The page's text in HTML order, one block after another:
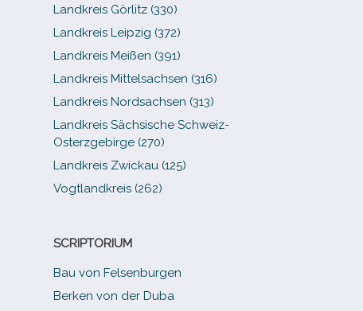
Landkreis Görlitz (330)
Landkreis Leipzig (372)
Landkreis Meißen (391)
Landkreis Mittelsachsen (316)
Landkreis Nordsachsen (313)
Landkreis Sächsische Schweiz-​
Osterzgebirge (270)
Landkreis Zwickau (125)
Vogtlandkreis (262)
SCRIPTORIUM
Bau von Felsenburgen
Berken von der Duba